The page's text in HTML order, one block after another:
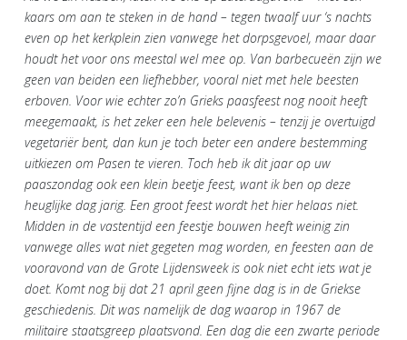
kaars om aan te steken in de hand – tegen twaalf uur ‘s nachts
even op het kerkplein zien vanwege het dorpsgevoel, maar daar
houdt het voor ons meestal wel mee op. Van barbecueën zijn we
geen van beiden een liefhebber, vooral niet met hele beesten
erboven. Voor wie echter zo’n Grieks paasfeest nog nooit heeft
meegemaakt, is het zeker een hele belevenis – tenzij je overtuigd
vegetariër bent, dan kun je toch beter een andere bestemming
uitkiezen om Pasen te vieren. Toch heb ik dit jaar op uw
paaszondag ook een klein beetje feest, want ik ben op deze
heuglijke dag jarig. Een groot feest wordt het hier helaas niet.
Midden in de vastentijd een feestje bouwen heeft weinig zin
vanwege alles wat niet gegeten mag worden, en feesten aan de
vooravond van de Grote Lijdensweek is ook niet echt iets wat je
doet. Komt nog bij dat 21 april geen fijne dag is in de Griekse
geschiedenis. Dit was namelijk de dag waarop in 1967 de
militaire staatsgreep plaatsvond. Een dag die een zwarte periode